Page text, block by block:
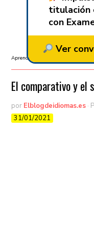
titulación
con
Ver
Aprender inglés
El comparativo y el
por Elblogdeidiomas.es ·
31/01/2021